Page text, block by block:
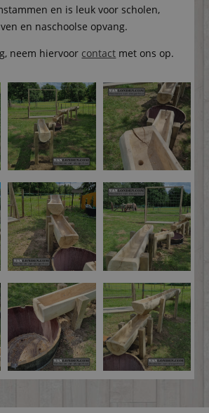
en is leuk voor scholen,
en naschoolse opvang.
neem hiervoor contact met ons op.